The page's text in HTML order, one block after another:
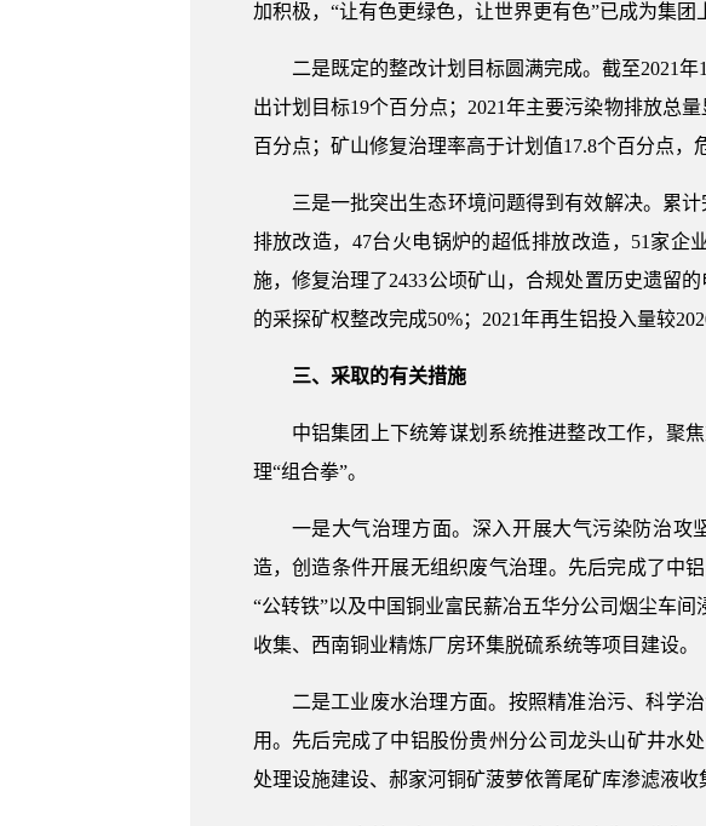
加积极，“让有色更绿色，让世界更有色”已成为集团
二是既定的整改计划目标圆满完成。截至2021
出计划目标19个百分点；2021年主要污染物排放总
百分点；矿山修复治理率高于计划值17.8个百分点，
三是一批突出生态环境问题得到有效解决。累
排放改造，47台火电锅炉的超低排放改造，51家企
施，修复治理了2433公顷矿山，合规处置历史遗留
的采探矿权整改完成50%；2021年再生铝投入量较
三、采取的有关措施
中铝集团上下统筹谋划系统推进整改工作，聚
理“组合拳”。
一是大气治理方面。深入开展大气污染防治攻
造，创造条件开展无组织废气治理。先后完成了中
“公转铁”以及中国铜业富民薪冶五华分公司烟尘车
收集、西南铜业精炼厂房环集脱硫系统等项目建设。
二是工业废水治理方面。按照精准治污、科学
用。先后完成了中铝股份贵州分公司龙头山矿井水
处理设施建设、郝家河铜矿菠萝依箐尾矿库渗滤液收